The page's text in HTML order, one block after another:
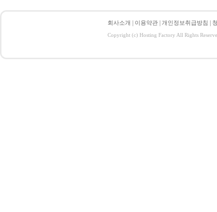
회사소개 이용약관 개인정보취급방침
Copyright (c) Hosting Factory All Rights